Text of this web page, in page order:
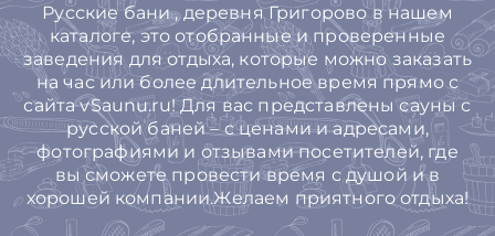
Русские бани , деревня Григорово в нашем
каталоге, это отобранные и проверенные
заведения для отдыха, которые можно заказать
на час или более длительное время прямо с
сайта vSaunu.ru! Для вас представлены сауны с
русской баней – с ценами и адресами,
фотографиями и отзывами посетителей, где
вы сможете провести время с душой и в
хорошей компании.Желаем приятного отдыха!